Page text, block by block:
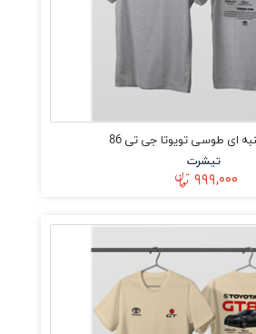
ای طوسی تویوتا جی تی 86
تیشرت
۹۹۹,۰۰۰